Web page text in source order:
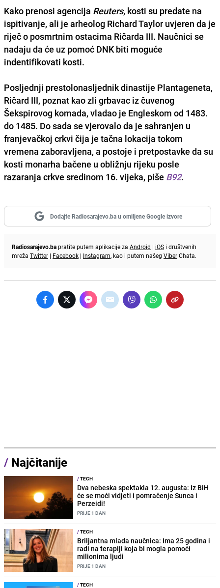
Kako prenosi agencija Reuters, kosti su predate na
ispitivanje, ali je arheolog Richard Taylor uvjeren da je
riječ o posmrtnim ostacima Ričarda III. Naučnici se
nadaju da će uz pomoć DNK biti moguće
indentifikovati kosti.
Posljednji prestolonasljednik dinastije Plantageneta,
Ričard III, poznat kaozli grbavac iz čuvenog
Šekspirovog komada, vladao je Engleskom od 1483.
do 1485. Do sada se vjerovalo da je sahranjen u
franjevačkoj crkvi čija je tačna lokacija tokom
vremena zaboravljena, a postoje i pretpostavke da su
kosti monarha bačene u obližnju rijeku posle
razaranja crkve sredinom 16. vijeka, piše B92.
Dodajte Radiosarajevo.ba u omiljene Google izvore
Radiosarajevo.bapratite putem aplikacije za Android | iOS i društvenih
mreža Twitter | Facebook | Instagram, kao i putem našeg ViberChata.
/ Najčitanije
/TECH
Dva nebeska spektakla 12. augusta: Iz BiH
će se moći vidjeti i pomračenje Sunca i
Perzeidi!
PRIJE 1 DAN
/TECH
Briljantna mlada naučnica: Ima 25 godina i
radi na terapiji koja bi mogla pomoći
milionima ljudi
PRIJE 1 DAN
/TECH